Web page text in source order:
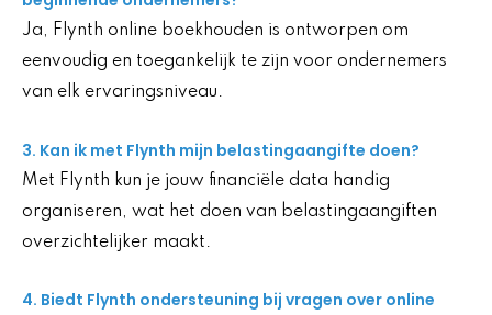
Ja, Flynth online boekhouden is ontworpen om
eenvoudig en toegankelijk te zijn voor ondernemers
van elk ervaringsniveau.
3. Kan ik met Flynth mijn belastingaangifte doen?
Met Flynth kun je jouw financiële data handig
organiseren, wat het doen van belastingaangiften
overzichtelijker maakt.
4. Biedt Flynth ondersteuning bij vragen over online